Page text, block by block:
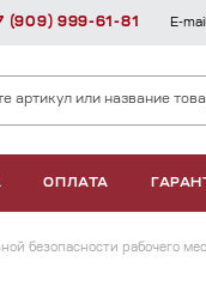
ОПЛАТА
(909) 999-61-81 E-
безопасности рабочего